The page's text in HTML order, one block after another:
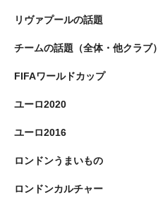
リヴァプールの話題
チームの話題（全体・他クラブ）
FIFAワールドカップ
ユーロ2020
ユーロ2016
ロンドンうまいもの
ロンドンカルチャー